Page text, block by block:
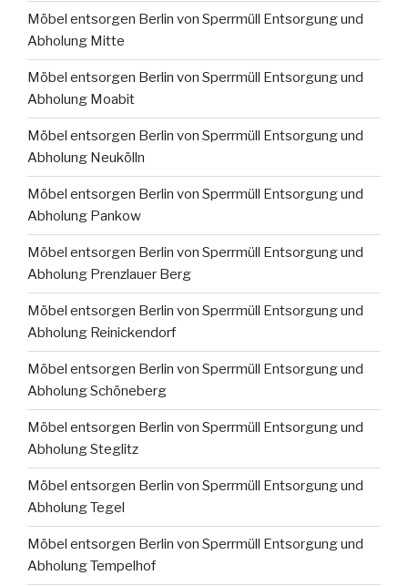
Möbel entsorgen Berlin von Sperrmüll Entsorgung und
Abholung Mitte
Möbel entsorgen Berlin von Sperrmüll Entsorgung und
Abholung Moabit
Möbel entsorgen Berlin von Sperrmüll Entsorgung und
Abholung Neukölln
Möbel entsorgen Berlin von Sperrmüll Entsorgung und
Abholung Pankow
Möbel entsorgen Berlin von Sperrmüll Entsorgung und
Abholung Prenzlauer Berg
Möbel entsorgen Berlin von Sperrmüll Entsorgung und
Abholung Reinickendorf
Möbel entsorgen Berlin von Sperrmüll Entsorgung und
Abholung Schöneberg
Möbel entsorgen Berlin von Sperrmüll Entsorgung und
Abholung Steglitz
Möbel entsorgen Berlin von Sperrmüll Entsorgung und
Abholung Tegel
Möbel entsorgen Berlin von Sperrmüll Entsorgung und
Abholung Tempelhof